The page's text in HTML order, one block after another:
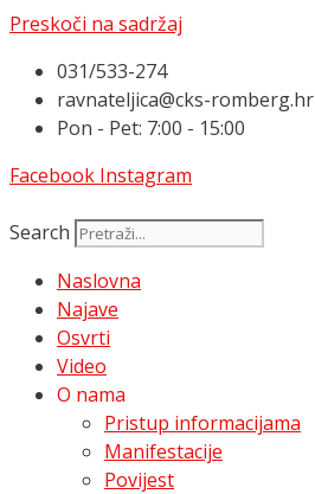
Preskoči na sadržaj
031/533-274
ravnateljica@cks-romberg.hr
Pon - Pet: 7:00 - 15:00
Facebook Instagram
Search
Naslovna
Najave
Osvrti
Video
O nama
Pristup informacijama
Manifestacije
Povijest